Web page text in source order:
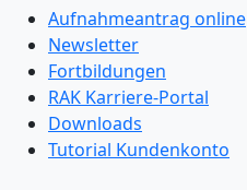
Aufnahmeantrag online
Newsletter
Fortbildungen
RAK Karriere-Portal
Downloads
Tutorial Kundenkonto